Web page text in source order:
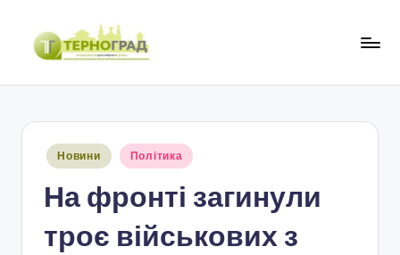
Перейти
Опубліковано
Новини Політика
На фронті загинули
троє військових з